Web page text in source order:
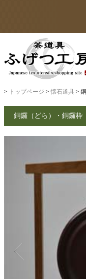
> トップページ > 懐石道具 >
銅鑼（どら）・銅鑼枠